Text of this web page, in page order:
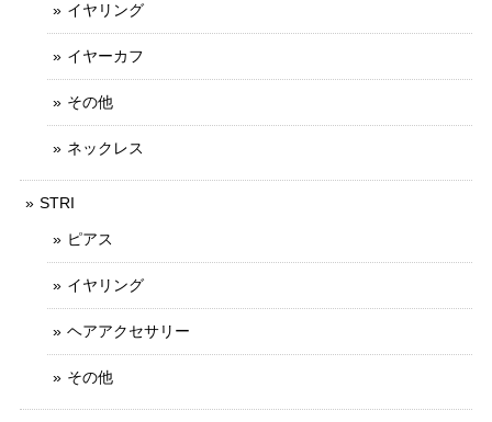
イヤリング
イヤーカフ
その他
ネックレス
STRI
ピアス
イヤリング
ヘアアクセサリー
その他